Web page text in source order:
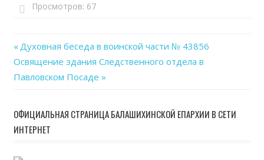
Просмотров: 67
Навигация
по
записям
Previous
Post:
Духовная беседа в воинской части № 43856
Next
Post:
Освящение здания Следственного отдела в
Павловском Посаде
ОФИЦИАЛЬНАЯ СТРАНИЦА БАЛАШИХИНСКОЙ ЕПАРХИИ В СЕТИ
ИНТЕРНЕТ